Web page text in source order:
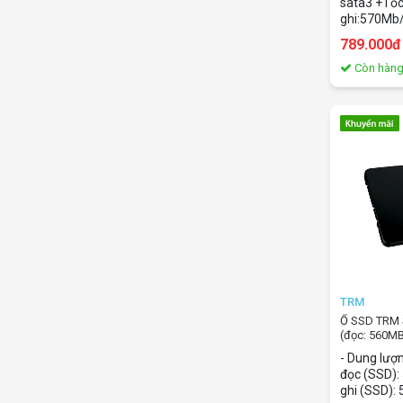
789.000đ
Còn hàng
TRM
Ổ SSD
(đọc:
- Dung
đọc
ghi (SSD):